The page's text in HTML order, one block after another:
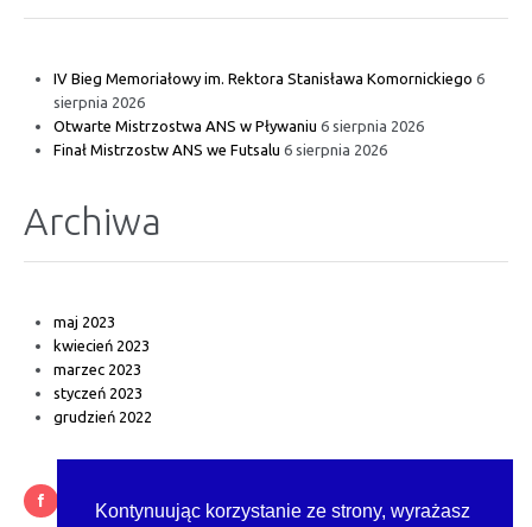
IV Bieg Memoriałowy im. Rektora Stanisława Komornickiego 6
sierpnia 2026
Otwarte Mistrzostwa ANS w Pływaniu 6 sierpnia 2026
Finał Mistrzostw ANS we Futsalu 6 sierpnia 2026
Archiwa
maj 2023
kwiecień 2023
marzec 2023
styczeń 2023
grudzień 2022
Kontynuując korzystanie ze strony, wyrażasz